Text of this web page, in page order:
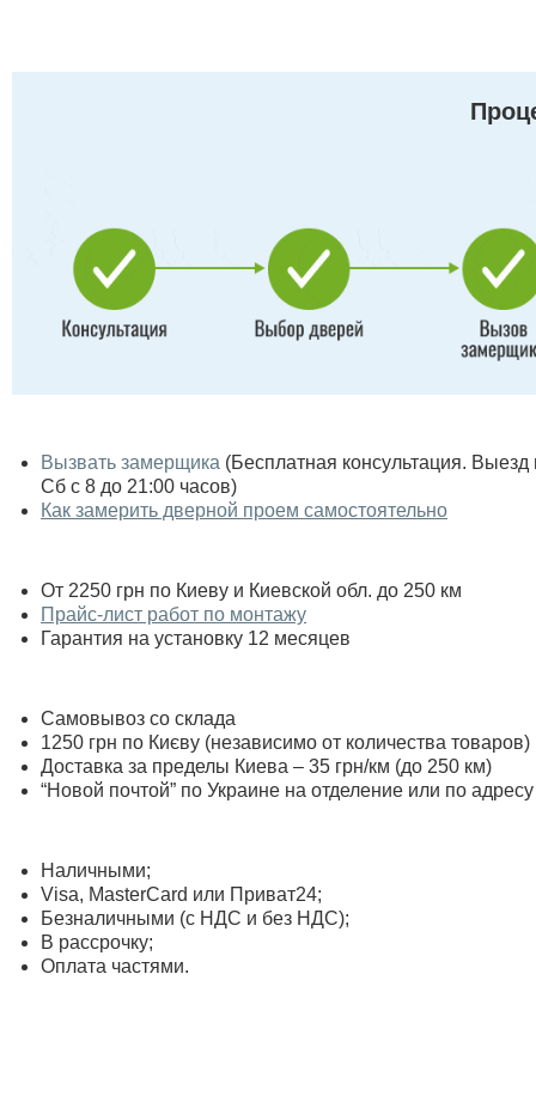
Вызвать замерщика (Бесплатная консультация.
Сб с 8 до 21:00 часов)
Как замерить дверной проем самостоятельно
От 2250 грн по Киеву и Киевской обл. до 250 км
Прайс-лист работ по монтажу
Гарантия на установку 12 месяцев
Самовывоз со склада
1250 грн по Києву (независимо от количества товаров)
Доставка за пределы Киева – 35 грн/км (до 250 км)
“Новой почтой” по Украине на отделение или по адресу
Наличными;
Visa, MasterСard или Приват24;
Безналичными (с НДС и без НДС);
В рассрочку;
Оплата частями.